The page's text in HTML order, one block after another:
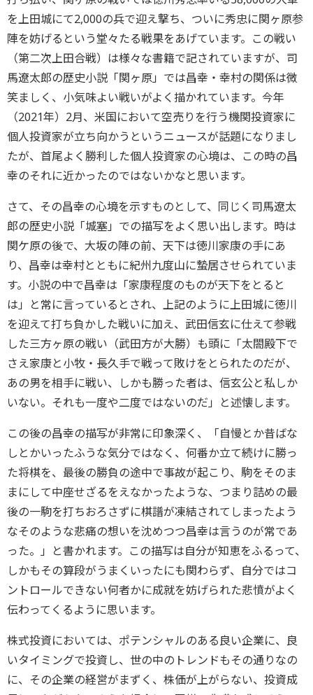
を上田城にて2,000の兵で迎え撃ち、ついに秀忠に関ヶ原参
陣を妨げるという堂々たる戦果をあげています。この戦い
（第二次上田合戦）は様々な書籍で記されていますが、司
馬遼太郎の歴史小説「関ヶ原」では昌幸・幸村の関係は微
笑ましく、小気味よい戦いがよく描かれています。今年
（2021年）2月、米国において空売りを行う機関投資家に
個人投資家が立ち向かうというニュースが話題になりまし
たが、首尾よく勝利した個人投資家の心境は、この時の昌
幸のそれに近かったのではないかなと思います。
さて、その昌幸の心境を示すものとして、同じく司馬遼太
郎の歴史小説「城塞」での描写をよく思い出します。時は
関ケ原の後で、大坂の陣の前、天下は徳川家康の手にあ
り、昌幸は幸村とともに紀州九度山に蟄居させられていま
す。小説の中で昌幸は「家康程度のものが天下をとると
は」と常に言っているとされ、上記のように上田城に徳川
を迎えて打ち負かした戦いに加え、武田信玄に仕えて参戦
した三方ヶ原の戦い（武田方が大勝）も頭に「太閤殿下で
さえ家康と小牧・長久手で戦って敗けをとられたのだが、
あの男を相手に戦い、しかも勝った者は、信玄公と私しか
いない。それも一度や二度ではないのだ」と述懐します。
この後の昌幸の描写が非常に印象深く、「自慢とか昔ばな
しとかいったふうな気分ではなく、何番か立て続けに勝っ
た将棋を、最後の勝負の途中で事故が起こり、駒をそのま
まにして中座せざるをえなかったような、つまり詰めの最
後の一駒を打ちおろさずに棋譜が凍結されてしまったよう
なそのような悲痛の想いを沈めつつ昌幸は言うのが常であ
った。」と書かれます。この描写は自分が知恵をふるって、
しかもその算段がうまくいったにも関わらず、自分ではコ
ントロールできない何者かに成就を妨げられた悲憤がよく
伝わってくるように思います。
株式投資においては、ポテンシャルのある良い企業に、良
いタイミングで投資し、世の中のトレンドもその通りなの
に、その企業の経営がまずく、株価が上がらない、投資成